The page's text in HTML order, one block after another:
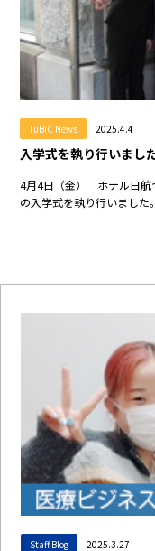
TuBiC News 2025.4.4
入学式を執り行いまし
4月4日（金） ホテル日航
の入学式を執り行いました
Staff Blog 2025.3.27